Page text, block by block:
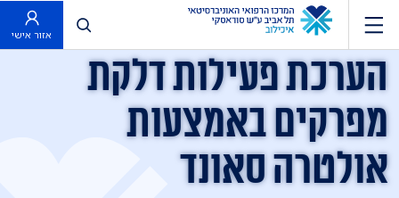
פתח חיפוש
אזור אישי
הערכת פעילות דלקת
מפרקים באמצעות
אולטרה סאונד